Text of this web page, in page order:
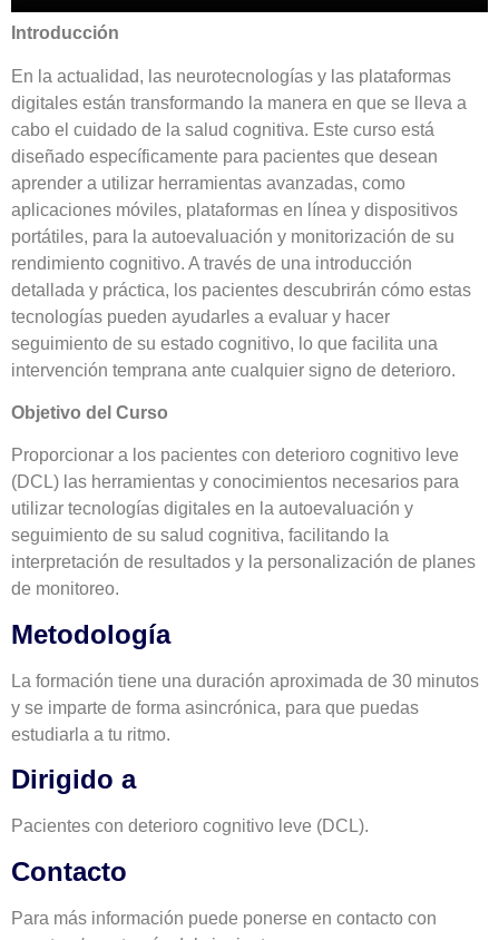
Introducción
En la actualidad, las neurotecnologías y las plataformas
digitales están transformando la manera en que se lleva a
cabo el cuidado de la salud cognitiva. Este curso está
diseñado específicamente para pacientes que desean
aprender a utilizar herramientas avanzadas, como
aplicaciones móviles, plataformas en línea y dispositivos
portátiles, para la autoevaluación y monitorización de su
rendimiento cognitivo. A través de una introducción
detallada y práctica, los pacientes descubrirán cómo estas
tecnologías pueden ayudarles a evaluar y hacer
seguimiento de su estado cognitivo, lo que facilita una
intervención temprana ante cualquier signo de deterioro.
Objetivo del Curso
Proporcionar a los pacientes con deterioro cognitivo leve
(DCL) las herramientas y conocimientos necesarios para
utilizar tecnologías digitales en la autoevaluación y
seguimiento de su salud cognitiva, facilitando la
interpretación de resultados y la personalización de planes
de monitoreo.
Metodología
La formación tiene una duración aproximada de 30 minutos
y se imparte de forma asincrónica, para que puedas
estudiarla a tu ritmo.
Dirigido a
Pacientes con deterioro cognitivo leve (DCL).
Contacto
Para más información puede ponerse en contacto con